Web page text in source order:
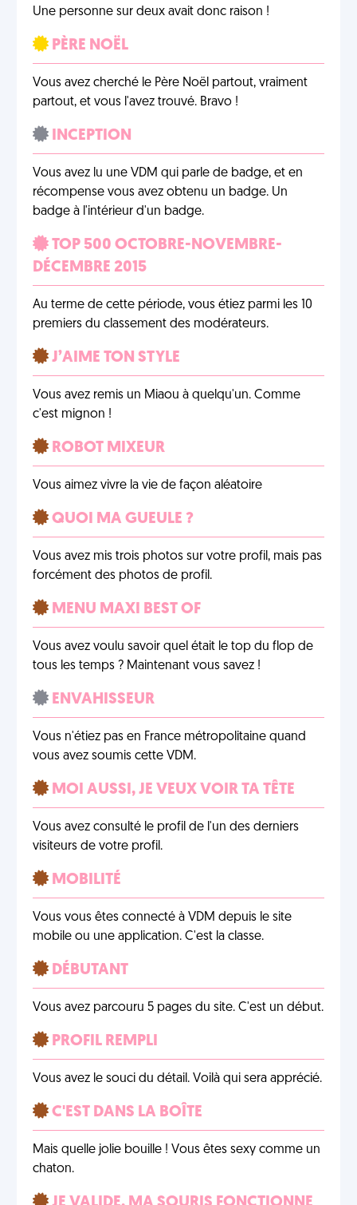
Une personne sur deux avait donc raison !
PÈRE NOËL
Vous avez cherché le Père Noël partout, vraiment
partout, et vous l'avez trouvé. Bravo !
INCEPTION
Vous avez lu une VDM qui parle de badge, et en
récompense vous avez obtenu un badge. Un
badge à l'intérieur d'un badge.
TOP 500 OCTOBRE-NOVEMBRE-
DÉCEMBRE 2015
Au terme de cette période, vous étiez parmi les 10
premiers du classement des modérateurs.
J’AIME TON STYLE
Vous avez remis un Miaou à quelqu'un. Comme
c'est mignon !
ROBOT MIXEUR
Vous aimez vivre la vie de façon aléatoire
QUOI MA GUEULE ?
Vous avez mis trois photos sur votre profil, mais pas
forcément des photos de profil.
MENU MAXI BEST OF
Vous avez voulu savoir quel était le top du flop de
tous les temps ? Maintenant vous savez !
ENVAHISSEUR
Vous n'étiez pas en France métropolitaine quand
vous avez soumis cette VDM.
MOI AUSSI, JE VEUX VOIR TA TÊTE
Vous avez consulté le profil de l'un des derniers
visiteurs de votre profil.
MOBILITÉ
Vous vous êtes connecté à VDM depuis le site
mobile ou une application. C'est la classe.
DÉBUTANT
Vous avez parcouru 5 pages du site. C'est un début.
PROFIL REMPLI
Vous avez le souci du détail. Voilà qui sera apprécié.
C'EST DANS LA BOÎTE
Mais quelle jolie bouille ! Vous êtes sexy comme un
chaton.